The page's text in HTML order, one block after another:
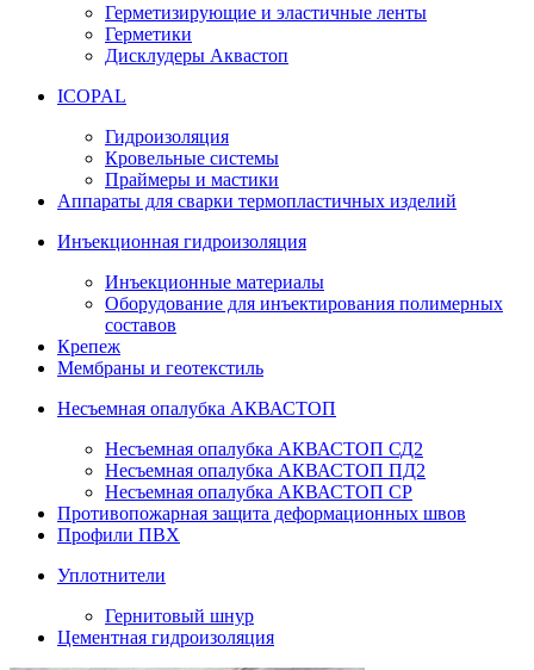
Герметизирующие и эластичные ленты
Герметики
Дисклудеры Аквастоп
ICOPAL
Гидроизоляция
Кровельные системы
Праймеры и мастики
Аппараты для сварки термопластичных изделий
Инъекционная гидроизоляция
Инъекционные материалы
Оборудование для инъектирования полимерных
составов
Крепеж
Мембраны и геотекстиль
Несъемная опалубка АКВАСТОП
Несъемная опалубка АКВАСТОП СД2
Несъемная опалубка АКВАСТОП ПД2
Несъемная опалубка АКВАСТОП СР
Противопожарная защита деформационных швов
Профили ПВХ
Уплотнители
Гернитовый шнур
Цементная гидроизоляция